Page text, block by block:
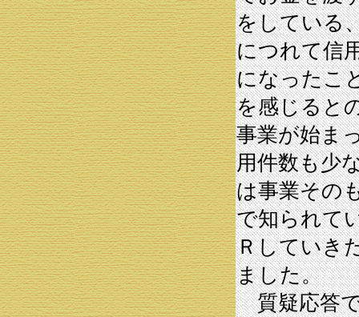
をしている
につれて信
になったこ
を感じると
事業が始ま
用件数も少
は事業その
で知られて
Ｒしていき
ました。
質疑応答で